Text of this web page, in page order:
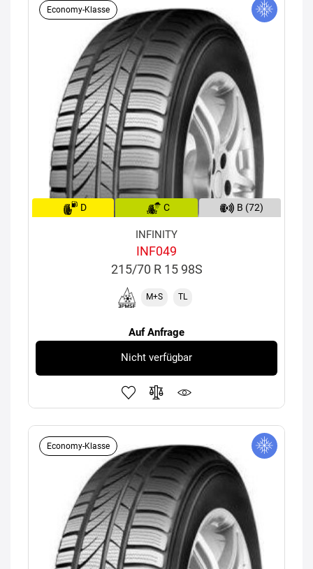
Economy-Klasse
D C B (72)
INFINITY
INF049
215/70 R 15 98S
M+S TL
Auf Anfrage
Nicht verfügbar
Economy-Klasse